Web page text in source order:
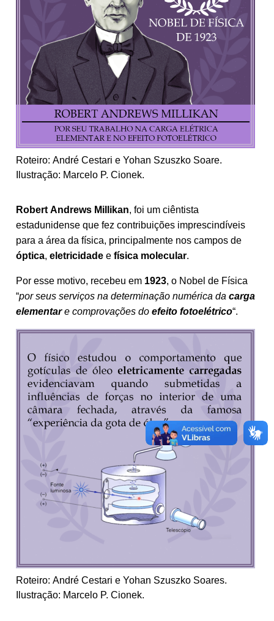
Roteiro: André Cestari e Yohan Szuszko Soare.
Ilustração: Marcelo P. Cionek.
Robert Andrews Millikan, foi um ciêntista
estadunidense que fez contribuições imprescindíveis
para a área da física, principalmente nos campos de
óptica, eletricidade e física molecular.
Por esse motivo, recebeu em 1923, o Nobel de Física
“por seus serviços na determinação numérica da carga
elementare comprovações do efeito fotoelétrico“.
Roteiro: André Cestari e Yohan Szuszko Soares.
Ilustração: Marcelo P. Cionek.